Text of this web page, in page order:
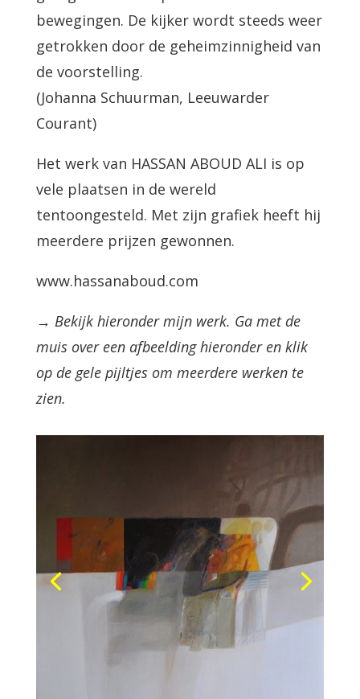
bewegingen. De kijker wordt steeds weer
getrokken door de geheimzinnigheid van
de voorstelling.
(Johanna Schuurman, Leeuwarder
Courant)
Het werk van HASSAN ABOUD ALI is op
vele plaatsen in de wereld
tentoongesteld. Met zijn grafiek heeft hij
meerdere prijzen gewonnen.
www.hassanaboud.com
→ Bekijk hieronder mijn werk. Ga met de
muis over een afbeelding hieronder en klik
op de gele pijltjes om meerdere werken te
zien.